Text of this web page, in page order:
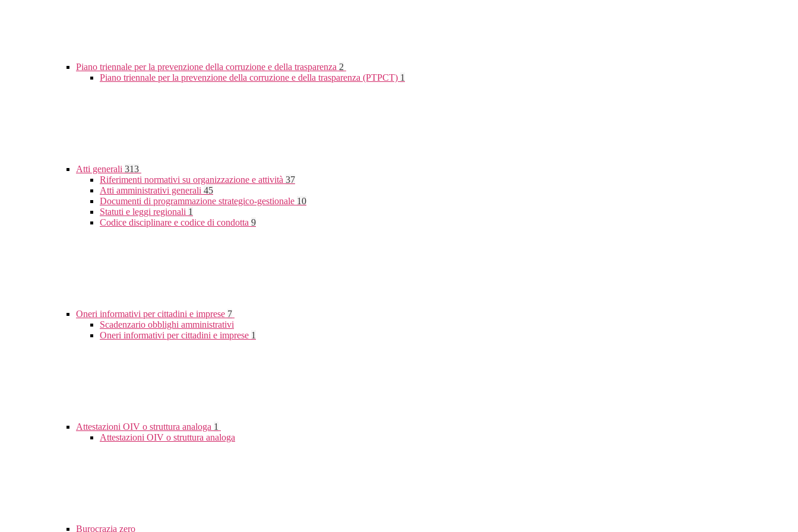
Piano triennale per la prevenzione della corruzione e della trasparenza 2
Piano triennale per la prevenzione della corruzione e della trasparenza (PTPCT) 1
Atti generali 313
Riferimenti normativi su organizzazione e attività 37
Atti amministrativi generali 45
Documenti di programmazione strategico-gestionale 10
Statuti e leggi regionali 1
Codice disciplinare e codice di condotta 9
Oneri informativi per cittadini e imprese 7
Scadenzario obblighi amministrativi
Oneri informativi per cittadini e imprese 1
Attestazioni OIV o struttura analoga 1
Attestazioni OIV o struttura analoga
Burocrazia zero